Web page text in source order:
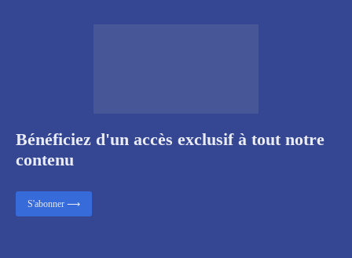
Bénéficiez d'un accès exclusif à tout notre
contenu
S'abonner ⟶